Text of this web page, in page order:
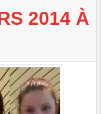
2014 À